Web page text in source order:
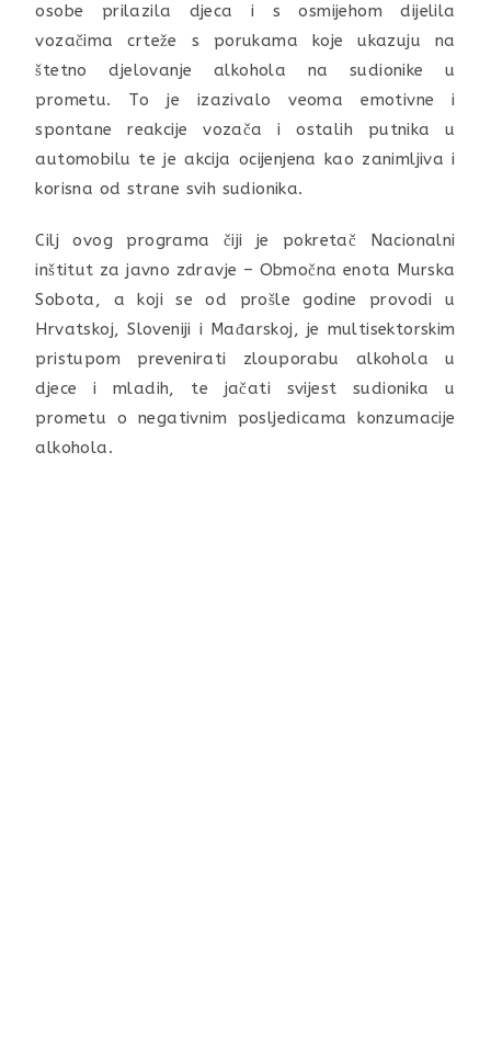
osobe prilazila djeca i s osmijehom dijelila
vozačima crteže s porukama koje ukazuju na
štetno djelovanje alkohola na sudionike u
prometu. To je izazivalo veoma emotivne i
spontane reakcije vozača i ostalih putnika u
automobilu te je akcija ocijenjena kao zanimljiva i
korisna od strane svih sudionika.
Cilj ovog programa čiji je pokretač Nacionalni
inštitut za javno zdravje – Območna enota Murska
Sobota, a koji se od prošle godine provodi u
Hrvatskoj, Sloveniji i Mađarskoj, je multisektorskim
pristupom prevenirati zlouporabu alkohola u
djece i mladih, te jačati svijest sudionika u
prometu o negativnim posljedicama konzumacije
alkohola.